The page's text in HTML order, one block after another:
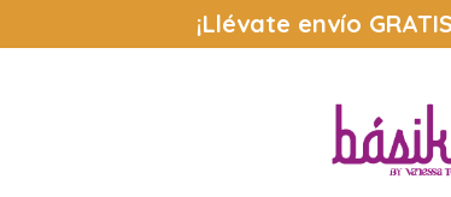
¡Llévate envío GRATIS